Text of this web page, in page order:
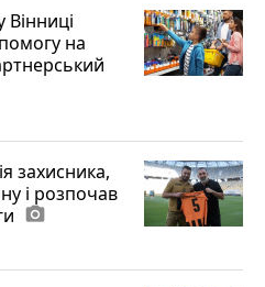
на
захисника,
і розпочав
photo_camera